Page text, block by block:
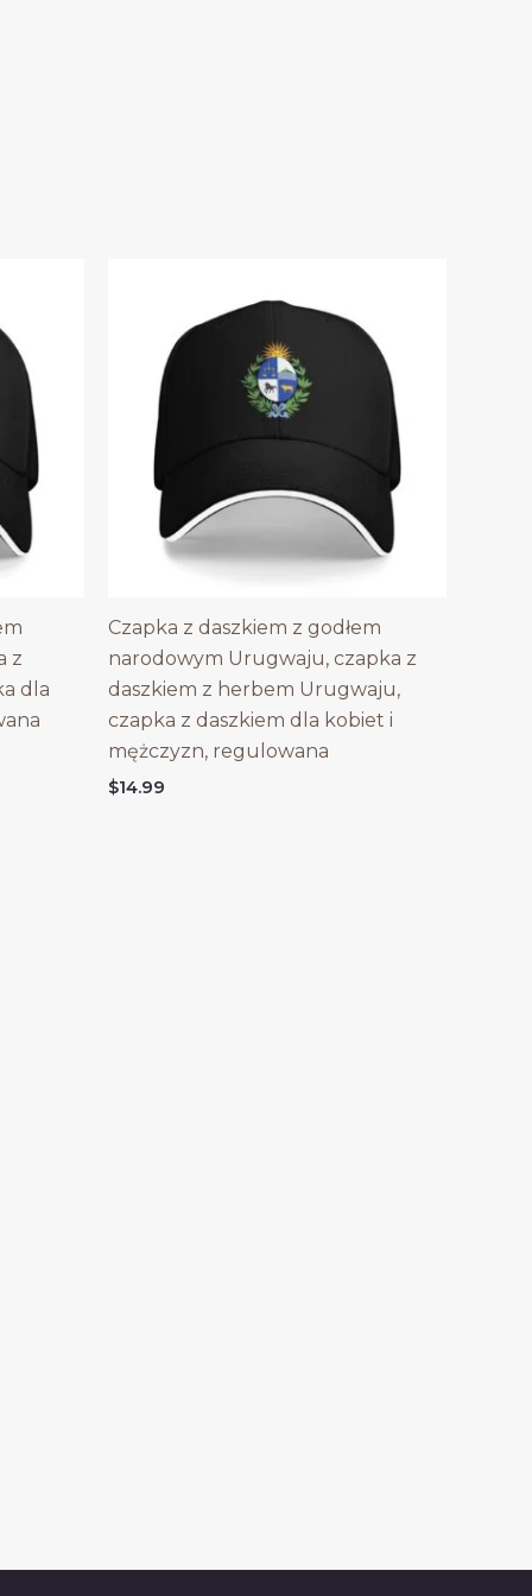
z
dla
Czapka z daszkiem z godłem
narodowym Urugwaju, czapka z
daszkiem z herbem Urugwaju,
czapka z daszkiem dla kobiet i
mężczyzn, regulowana
$14.99